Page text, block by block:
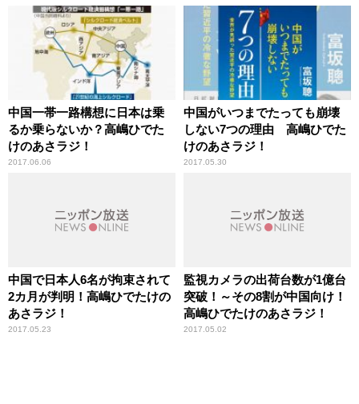
中国一帯一路構想に日本は乗
るか乗らないか？高嶋ひでた
けのあさラジ！
2017.06.06
中国がいつまでたっても崩壊
しない7つの理由 高嶋ひでた
けのあさラジ！
2017.05.30
中国で日本人6名が拘束されて
2カ月が判明！高嶋ひでたけの
あさラジ！
2017.05.23
監視カメラの出荷台数が1億台
突破！～その8割が中国向け！
高嶋ひでたけのあさラジ！
2017.05.02